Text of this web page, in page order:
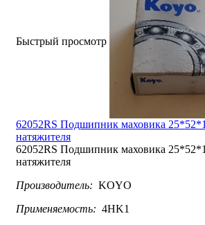
Быстрый просмотр
62052RS Подшипник маховика
натяжителя
62052RS Подшипник маховика
натяжителя
Производитель: KOYO
Применяемость: 4HK1